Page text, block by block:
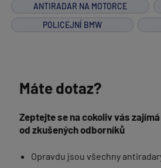
ANTIRADAR NA MOTORCE
POLICEJNÍ BMW
Máte dotaz?
Zeptejte se na cokoliv vás
od zkušených odborníků
Opravdu jsou všechny